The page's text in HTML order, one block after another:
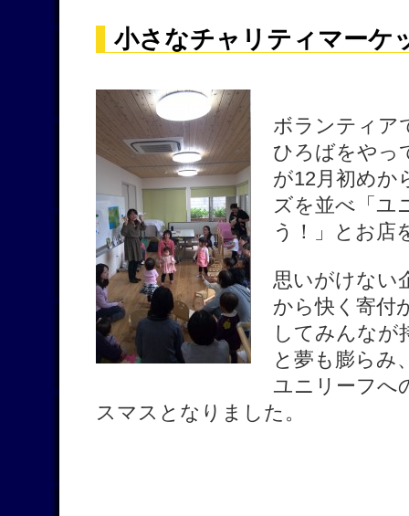
小さなチャリティマーケ
ボランティア
ひろばをやっ
が12月初めか
ズを並べ「ユ
う！」とお店
思いがけない
から快く寄付
してみんなが
と夢も膨らみ
ユニリーフへ
スマスとなりました。